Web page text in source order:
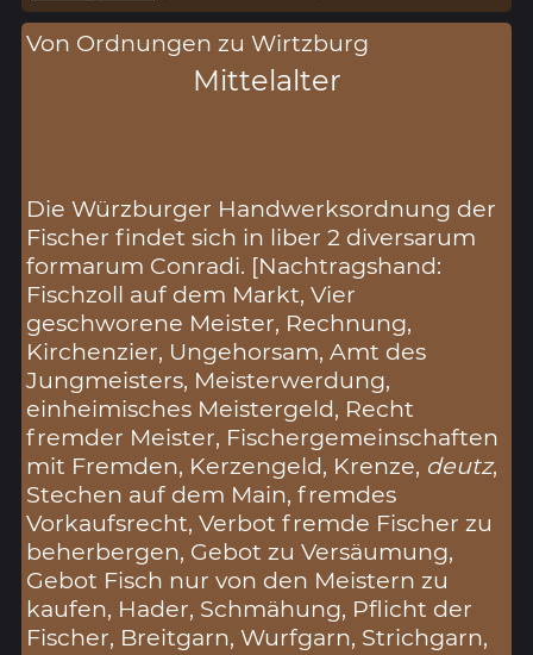
Von Ordnungen zu Wirtzburg
Mittelalter
Die Würzburger Handwerksordnung der
Fischer findet sich in liber 2 diversarum
formarum Conradi. [Nachtragshand:
Fischzoll auf dem Markt, Vier
geschworene Meister, Rechnung,
Kirchenzier, Ungehorsam, Amt des
Jungmeisters, Meisterwerdung,
einheimisches Meistergeld, Recht
fremder Meister, Fischergemeinschaften
mit Fremden, Kerzengeld, Krenze, deutz,
Stechen auf dem Main, fremdes
Vorkaufsrecht, Verbot fremde Fischer zu
beherbergen, Gebot zu Versäumung,
Gebot Fisch nur von den Meistern zu
kaufen, Hader, Schmähung, Pflicht der
Fischer, Breitgarn, Wurfgarn, Strichgarn,